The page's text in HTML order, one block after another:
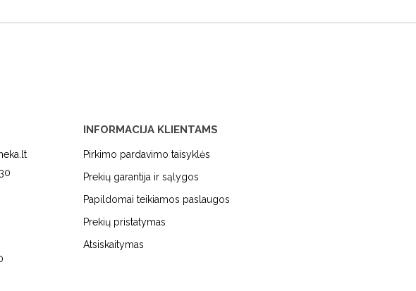
INFORMACIJA KLIENTAMS
Pirkimo pardavimo taisyklės
Prekių garantija ir sąlygos
Papildomai teikiamos paslaugos
Prekių pristatymas
Atsiskaitymas